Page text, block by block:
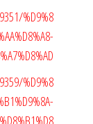
%D9%8
%D9%8